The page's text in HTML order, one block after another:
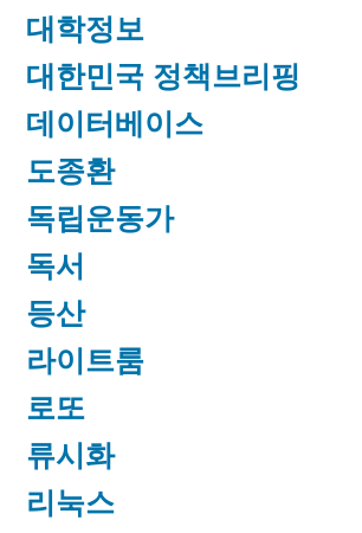
대학정보
대한민국 정책브리핑
데이터베이스
도종환
독립운동가
독서
등산
라이트룸
로또
류시화
리눅스